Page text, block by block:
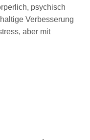
psychisch
Verbesserung
aber mit